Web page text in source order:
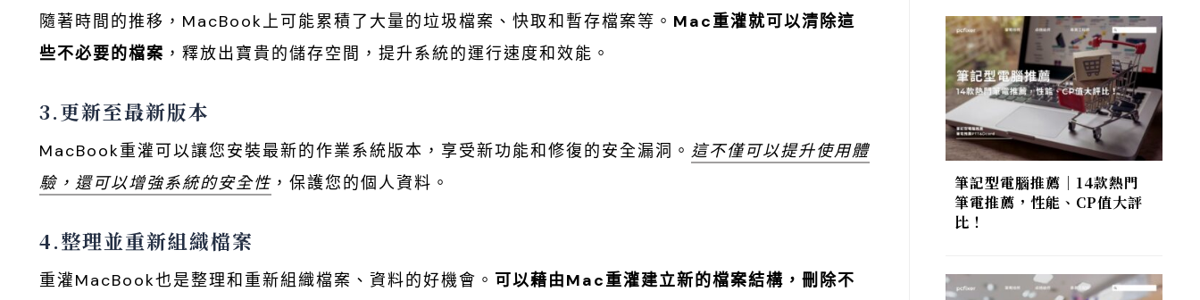
隨著時間的推移，MacBook上可能累積了大量的垃圾檔案、快取和暫存檔案等。 Mac重灌就可以清除這
些不必要的檔案 ，釋放出寶貴的儲存空間，提升系統的運行速度和效能。
3.更新至最新版本
MacBook重灌可以讓您安裝最新的作業系統版本，享受新功能和修復的安全漏洞。 這不僅可以提升使用體
驗，還可以增強系統的安全性 ，保護您的個人資料。
4.整理並重新組織檔案
重灌MacBook也是整理和重新組織檔案、資料的好機會。 可以藉由Mac重灌建立新的檔案結構，刪除不
筆記型電腦推薦｜14款熱門
筆電推薦，性能、CP值大評
比！